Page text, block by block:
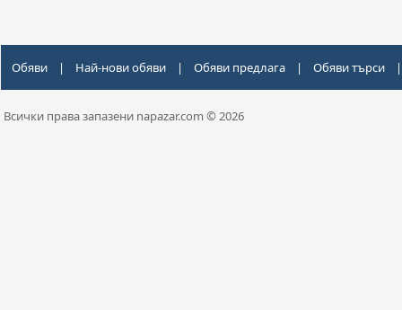
Обяви | Най-нови обяви | Обяви предлага | Обяви търси |
Всички права запазени napazar.com © 2026